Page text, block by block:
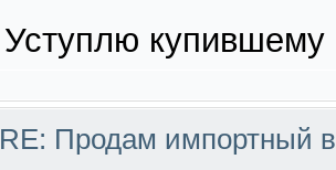
Уступлю купившему
RE: Продам импортный